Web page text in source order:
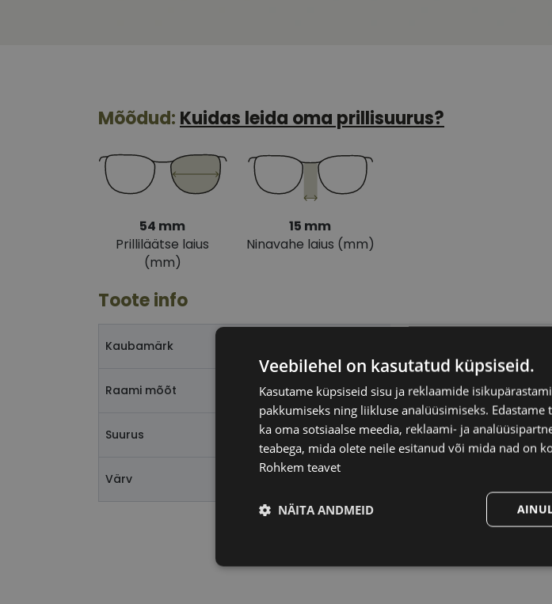
Mõõdud: Kuidas leida oma prillisuurus?
54 mm
Prilliläätse laius
(mm)
15 mm
Ninavahe laius (mm)
Toote info
Kaubamärk
Raami mõõt 54-15
Suurus S
Värv
Veebilehel on kasutatud küpsiseid.
Kasutame küpsiseid sisu ja reklaamide
pakkumiseks ning liikluse analüüsimiseks.
ka oma sotsiaalse meedia, reklaami- ja
teabega, mida olete neile esitanud või mida nad on
Rohkem teavet
NÄITA ANDMEID